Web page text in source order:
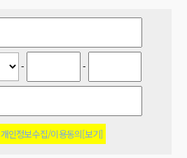
- -
개인정보수집/이용동의[보기]